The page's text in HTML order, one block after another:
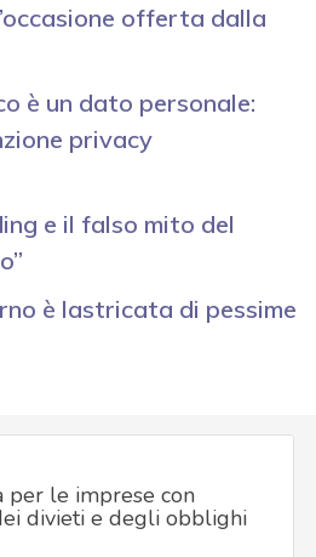
offerta dalla
è un dato personale:
privacy
e il falso mito del
è lastricata di pessime
per le imprese con
divieti e degli obblighi